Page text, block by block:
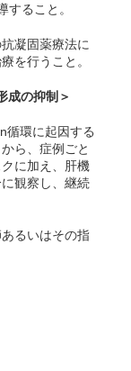
ること。
凝固薬療法に
を行うこと。
成の抑制＞
環に起因する
ら、症例ごと
に加え、肝機
観察し、継続
るいはその指